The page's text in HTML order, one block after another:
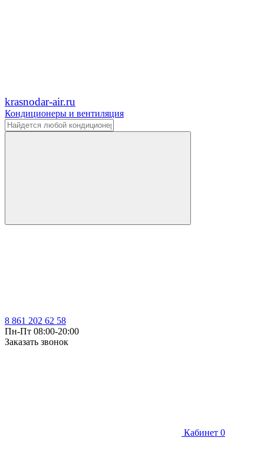
krasnodar-air.ru
Кондиционеры и вентиляция
8 861 202 62 58
Пн-Пт 08:00-20:00
Заказать звонок
Кабинет 0